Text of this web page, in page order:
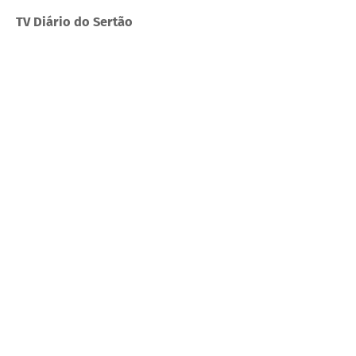
TV Diário do Sertão